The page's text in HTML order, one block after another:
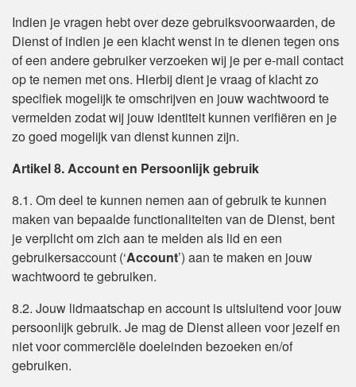
Indien je vragen hebt over deze gebruiksvoorwaarden, de
Dienst of indien je een klacht wenst in te dienen tegen ons
of een andere gebruiker verzoeken wij je per e-mail contact
op te nemen met ons. Hierbij dient je vraag of klacht zo
specifiek mogelijk te omschrijven en jouw wachtwoord te
vermelden zodat wij jouw identiteit kunnen verifiëren en je
zo goed mogelijk van dienst kunnen zijn.
Artikel 8. Account en Persoonlijk gebruik
8.1. Om deel te kunnen nemen aan of gebruik te kunnen
maken van bepaalde functionaliteiten van de Dienst, bent
je verplicht om zich aan te melden als lid en een
gebruikersaccount (‘Account’) aan te maken en jouw
wachtwoord te gebruiken.
8.2. Jouw lidmaatschap en account is uitsluitend voor jouw
persoonlijk gebruik. Je mag de Dienst alleen voor jezelf en
niet voor commerciële doeleinden bezoeken en/of
gebruiken.